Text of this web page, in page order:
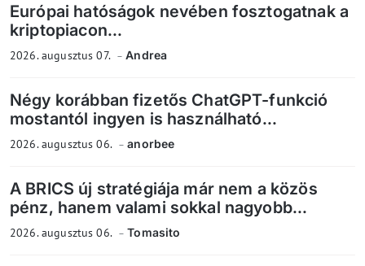
Európai hatóságok nevében fosztogatnak a
kriptopiacon...
2026. augusztus 07. Andrea
Négy korábban fizetős ChatGPT-funkció
mostantól ingyen is használható...
2026. augusztus 06. anorbee
A BRICS új stratégiája már nem a közös
pénz, hanem valami sokkal nagyobb...
2026. augusztus 06. Tomasito